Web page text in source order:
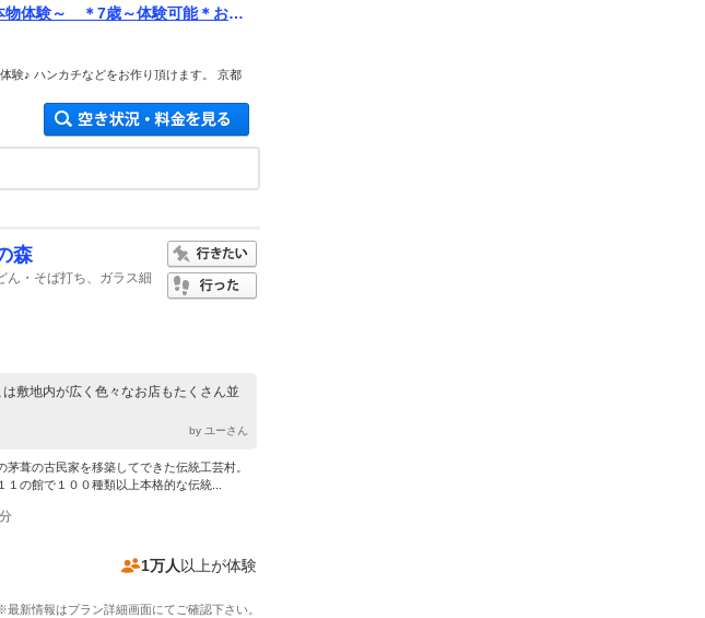
体験～ ＊7歳～体験可能＊おひ
験♪ ハンカチなどをお作り頂けます。 京都
森
ん・そば打ち、ガラス細
敷地内が広く色々なお店もたくさん並
by ユーさん
葺の古民家を移築してできた伝統工芸村。
の館で１００種類以上本格的な伝統...
1万人 以上が体験
最新情報はプラン詳細画面にてご確認下さい。